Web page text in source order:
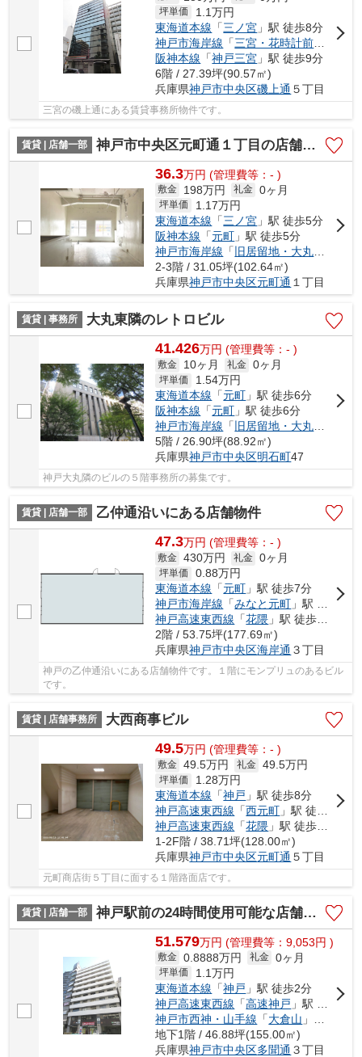
坪単価 1.1万円
東海道本線 「三ノ宮 」駅 徒歩8分
神戸市海岸線 「三宮・花時計前 」駅 徒
阪神本線 「神戸三宮 」駅 徒歩9分
6階 / 27.39坪(90.57㎡)
兵庫県神戸市中央区磯上通 ５丁目
三宮の磯上通にある賃貸事務所物件です。
賃貸 | 店舗一部 神戸市中央区元町通１丁目の店舗一部
36.3万円 (管理費等：- )
敷金 198万円 礼金 0ヶ月
坪単価 1.17万円
東海道本線 「三ノ宮 」駅 徒歩5分
阪神本線 「元町 」駅 徒歩5分
神戸市海岸線 「旧居留地・大丸前
2-3階 / 31.05坪(102.64㎡)
兵庫県神戸市中央区元町通 １丁目
賃貸 | 事務所 大丸東隣のレトロビル
41.426万円 (管理費等：- )
敷金 10ヶ月 礼金 0ヶ月
坪単価 1.54万円
東海道本線 「元町 」駅 徒歩6分
阪神本線 「元町 」駅 徒歩6分
神戸市海岸線 「 旧居留地・大丸前
5階 / 26.90坪(88.92㎡)
兵庫県神戸市中央区明石町47
神戸大丸隣のビルの５階事務所の募集です。
賃貸 | 店舗一部 乙仲通沿いにある店舗物件
47.3万円 (管理費等：- )
敷金 430万円 礼金 0ヶ月
坪単価 0.88万円
東海道本線 「元町 」駅 徒歩7分
神戸市海岸線 「みなと元町 」駅 徒歩6分
神戸高速東西線 「花隈 」駅 徒歩9分
2階 / 53.75坪(177.69㎡)
兵庫県神戸市中央区海岸通 ３丁目
神戸の乙仲通沿いにある店舗物件です。１階にモンプリュのあるビル
です。
賃貸 | 店舗事務所 大西商事ビル
49.5万円 (管理費等：- )
敷金 49.5万円 礼金 49.5万円
坪単価 1.28万円
東海道本線 「神戸 」駅 徒歩8分
神戸高速東西線 「西元町 」駅 徒歩2分
神戸高速東西線 「花隈 」駅 徒歩5分
1-2F階 / 38.71坪(128.00㎡)
兵庫県神戸市中央区元町通 ５丁目
元町商店街５丁目に面する１階路面店です。
賃貸 | 店舗一部 神戸駅前の24時間使用可能な店舗物件
51.579万円 (管理費等：9,053円 )
敷金 0.8888万円 礼金 0ヶ月
坪単価 1.1万円
東海道本線 「神戸 」駅 徒歩2分
神戸高速東西線 「高速神戸 」駅 徒歩2分
神戸市西神・山手線 「大倉山 」駅 徒歩9分
地下1階 / 46.88坪(155.00㎡)
兵庫県神戸市中央区多聞通 ３丁目